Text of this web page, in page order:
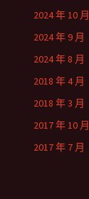
2024 年 10 月
2024 年 9 月
2024 年 8 月
2018 年 4 月
2018 年 3 月
2017 年 10 月
2017 年 7 月